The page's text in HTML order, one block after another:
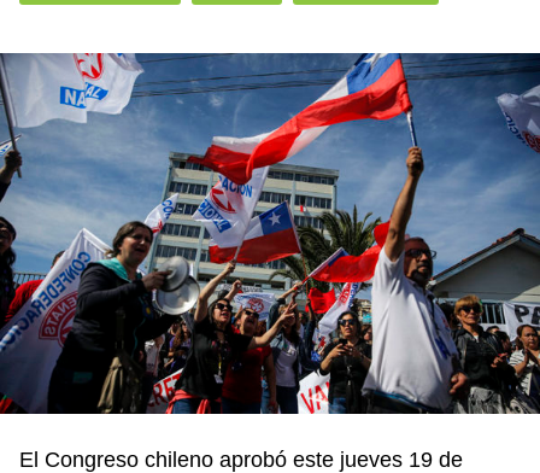
El Congreso chileno aprobó este jueves 19 de